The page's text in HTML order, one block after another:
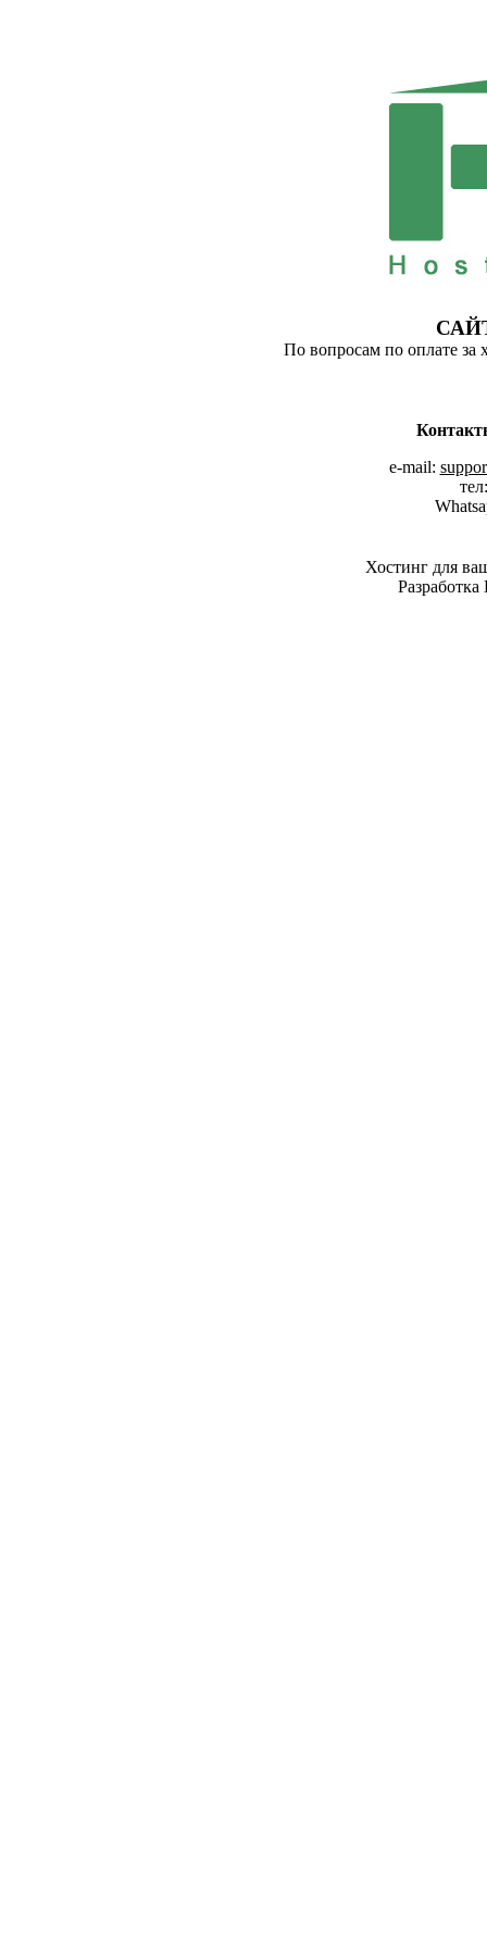
По вопросам по оплате за
e-mail:
Хостинг для